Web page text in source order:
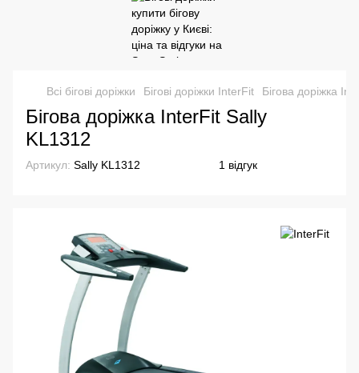
Всі бігові доріжки Бігові доріжки InterFit Бігова доріжка
Бігова доріжка InterFit Sally
KL1312
Артикул: Sally KL1312 1 відгук